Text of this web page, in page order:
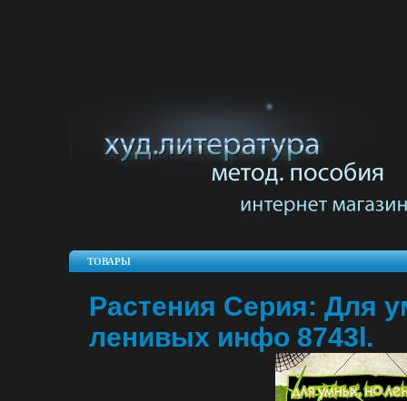
ТОВАРЫ
Растения Серия: Для
ленивых инфо 8743l.